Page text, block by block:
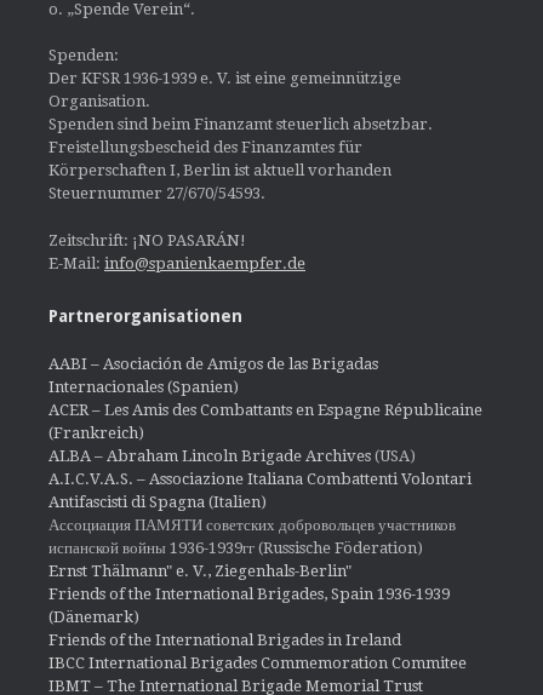
o. „Spende Verein“.
Spenden:
Der KFSR 1936-1939 e. V. ist eine gemeinnützige
Organisation.
Spenden sind beim Finanzamt steuerlich absetzbar.
Freistellungsbescheid des Finanzamtes für
Körperschaften I, Berlin ist aktuell vorhanden
Steuernummer 27/670/54593.
Zeitschrift: ¡NO PASARÁN!
E-Mail: info@spanienkaempfer.de
Partnerorganisationen
AABI – Asociación de Amigos de las Brigadas
Internacionales (Spanien)
ACER – Les Amis des Combattants en Espagne Républicaine
(Frankreich)
ALBA – Abraham Lincoln Brigade Archives (USA)
A.I.C.V.A.S. – Associazione Italiana Combattenti Volontari
Antifascisti di Spagna (Italien)
Ассоциация ПАМЯТИ советских добровольцев участников
испанской войны 1936-1939гг (Russische Föderation)
Ernst Thälmann" e. V., Ziegenhals-Berlin"
Friends of the International Brigades, Spain 1936-1939
(Dänemark)
Friends of the International Brigades in Ireland
IBCC International Brigades Commemoration Commitee
IBMT – The International Brigade Memorial Trust